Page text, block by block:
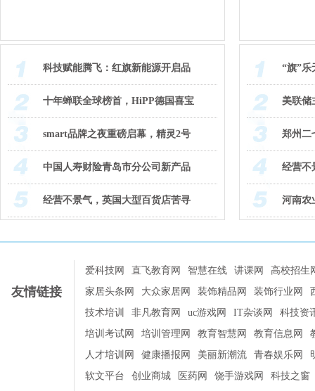
科技赋能腾飞：红旗新能源开启品
十年蝉联全球榜首，HiPP德国喜宝
smart品牌之夜重磅启幕，精灵2号
中国人寿财险青岛市分公司新产品
经营不景气，英国大型百货店苦寻
“旗”乐
美联储
郑州二
经营不
河南农
友情链接
爱科技网 直飞教育网 智慧在线 讲课网
高校招生
家居头条网
大众家居网 装饰精品网 装饰行业网
技术培训
非凡教育网 uc游戏网 IT杂谈网
科技资
培训考试网
培训管理网 教育智慧网 教育信息网
人才培训网
健康播报网 美丽新潮流 青春娱乐网
软文平台
创业商城 医药网 饶手游戏网
科技之窗